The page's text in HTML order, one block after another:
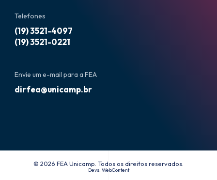
Telefones
(19) 3521-4097
(19) 3521-0221
Envie um e-mail para a FEA
dirfea@unicamp.br
© 2026 FEA Unicamp. Todos os direitos reservados.
Devs: WebContent